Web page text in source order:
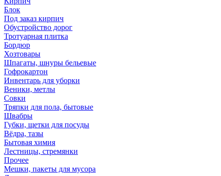
Блок
Под заказ кирпич
Обустройство дорог
Тротуарная плитка
Бордюр
Хозтовары
Шпагаты, шнуры бельевые
Гофрокартон
Инвентарь для уборки
Веники, метлы
Совки
Тряпки для пола, бытовые
Швабры
Губки, щетки для посуды
Вёдра, тазы
Бытовая химия
Лестницы, стремянки
Прочее
Мешки, пакеты для мусора